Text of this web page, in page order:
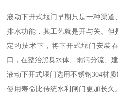
液动下开式堰门早期只是一种渠道
排水功能，其工艺就是开与关。
定的技术下，将下开式堰门安装
口，在整治黑臭水体、雨污分流、
液动下开式堰门选用不锈钢304材
使用寿命比传统水利闸门更加长